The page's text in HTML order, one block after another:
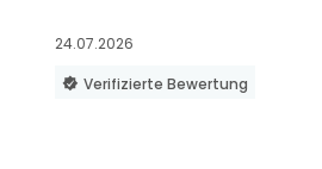
24.07.2026
Verifizierte Bewertung